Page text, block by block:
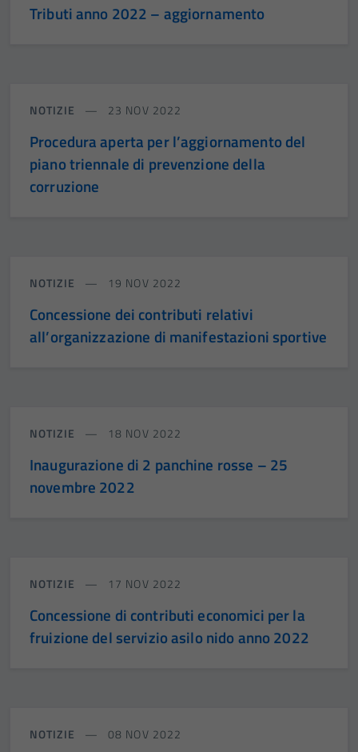
Tributi anno 2022 – aggiornamento
NOTIZIE 23 NOV 2022
Procedura aperta per l’aggiornamento del
piano triennale di prevenzione della
corruzione
NOTIZIE 19 NOV 2022
Concessione dei contributi relativi
all’organizzazione di manifestazioni sportive
NOTIZIE 18 NOV 2022
Inaugurazione di 2 panchine rosse – 25
novembre 2022
NOTIZIE 17 NOV 2022
Concessione di contributi economici per la
fruizione del servizio asilo nido anno 2022
NOTIZIE 08 NOV 2022